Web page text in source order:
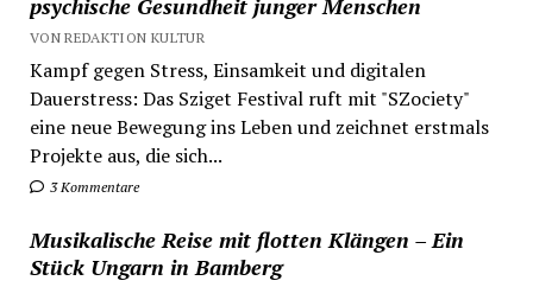
psychische Gesundheit junger Menschen
VON REDAKTION KULTUR
Kampf gegen Stress, Einsamkeit und digitalen
Dauerstress: Das Sziget Festival ruft mit "SZociety"
eine neue Bewegung ins Leben und zeichnet erstmals
Projekte aus, die sich...
3 Kommentare
Musikalische Reise mit flotten Klängen – Ein
Stück Ungarn in Bamberg